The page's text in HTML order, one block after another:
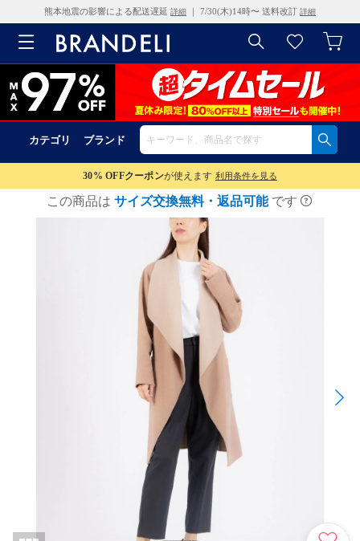
熊本地震の影響による配送遅延 詳細 ｜ 7/30(木)14時〜 送料改訂 詳細
カテゴリ ブランド
30% OFFクーポンが使えます 利用条件を見る
この商品は サイズ交換無料・返品可能 です